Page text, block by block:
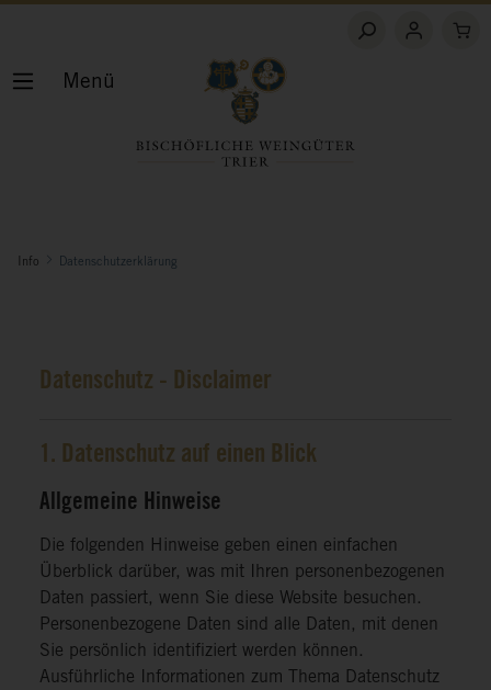
Info Datenschutzerklärung
Datenschutz - Disclaimer
1. Datenschutz auf einen Blick
Allgemeine Hinweise
Die folgenden Hinweise geben einen einfachen
Überblick darüber, was mit Ihren personenbezogenen
Daten passiert, wenn Sie diese Website besuchen.
Personenbezogene Daten sind alle Daten, mit denen
Sie persönlich identifiziert werden können.
Ausführliche Informationen zum Thema Datenschutz
Menü